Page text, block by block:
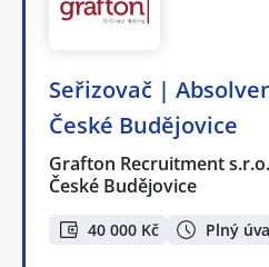
Seřizovač |
České Budějovice
Grafton Recruitment s.r.o.
České Budějovice
40 000 Kč Plný